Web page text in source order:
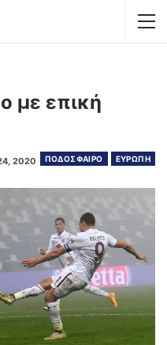
με επική
ΠΟΔΟΣΦΑΙΡΟ ΕΥΡΩΠΗ
2020